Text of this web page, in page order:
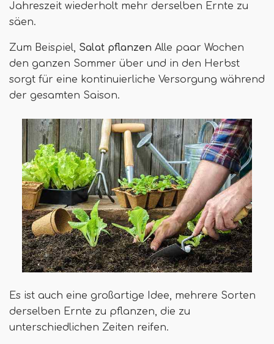
Jahreszeit wiederholt mehr derselben Ernte zu
säen.
Zum Beispiel, Salat pflanzen Alle paar Wochen
den ganzen Sommer über und in den Herbst
sorgt für eine kontinuierliche Versorgung während
der gesamten Saison.
Es ist auch eine großartige Idee, mehrere Sorten
derselben Ernte zu pflanzen, die zu
unterschiedlichen Zeiten reifen.